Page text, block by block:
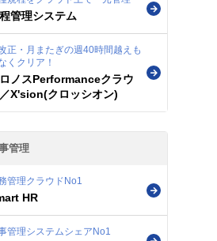
管理システム
正・月またぎの週40時間越えも
くクリア！
ノスPerformanceクラウ
／X'sion(クロッシオン)
管理
管理クラウドNo1
HR
管理システムシェアNo1